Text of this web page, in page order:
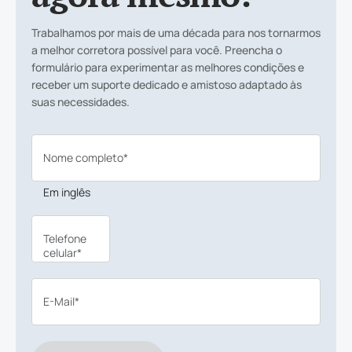
Trabalhamos por mais de uma década para nos tornarmos
a melhor corretora possível para você. Preencha o
formulário para experimentar as melhores condições e
receber um suporte dedicado e amistoso adaptado às
suas necessidades.
Nome completo*
Em inglês
Telefone
celular*
E-Mail*